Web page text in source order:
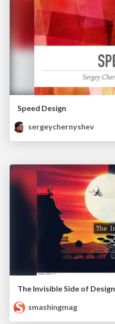
Speed Design
sergeychernyshev
The Invisible Side of Design
smashingmag